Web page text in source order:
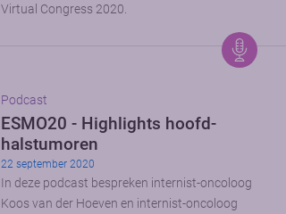
Virtual Congress 2020.
Podcast
ESMO20 - Highlights hoofd-
halstumoren
22 september 2020
In deze podcast bespreken internist-oncoloog
Koos van der Hoeven en internist-oncoloog